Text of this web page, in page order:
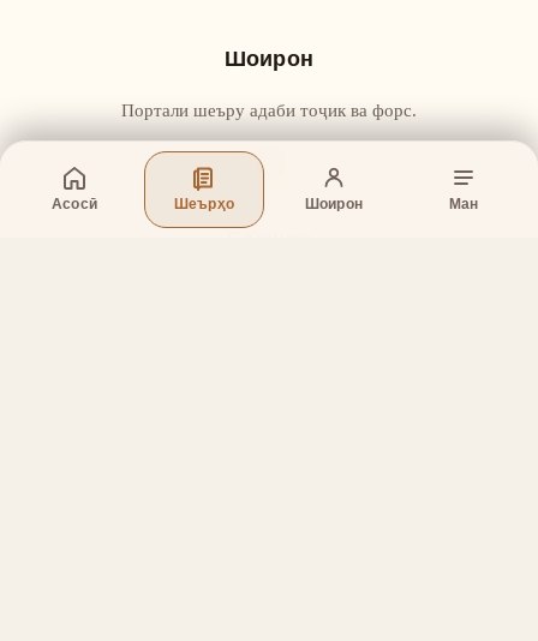
Асосӣ Шеърҳо Шоирон Ман
Шоирон
Портали шеъру адаби тоҷик ва форс.